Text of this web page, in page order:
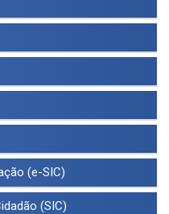
(e-SIC)
(SIC)